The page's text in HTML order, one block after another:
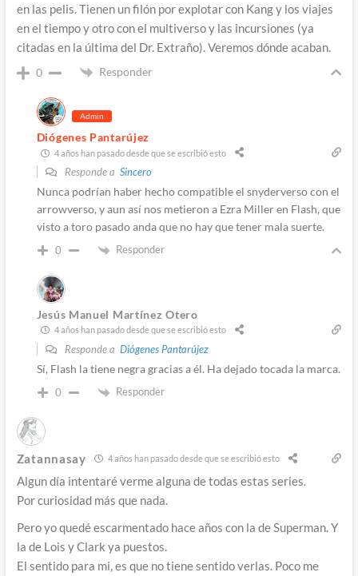
en las pelis. Tienen un filón por explotar con Kang y los viajes
en el tiempo y otro con el multiverso y las incursiones (ya
citadas en la última del Dr. Extraño). Veremos dónde acaban.
0 Responder
Admin
Diógenes Pantarújez
4 años han pasado desde que se escribió esto
Responde a Sincero
Nunca podrían haber hecho compatible el snyderverso con el
arrowverso, y aun así nos metieron a Ezra Miller en Flash, que
visto a toro pasado anda que no hay que tener mala suerte.
0 Responder
Jesús Manuel Martínez Otero
4 años han pasado desde que se escribió esto
Responde a Diógenes Pantarújez
Sí, Flash la tiene negra gracias a él. Ha dejado tocada la marca.
0 Responder
Zatannasay 4 años han pasado desde que se escribió esto
Algun día intentaré verme alguna de todas estas series.
Por curiosidad más que nada.
Pero yo quedé escarmentado hace años con la de Superman. Y
la de Lois y Clark ya puestos.
El sentido para mi, es que no tiene sentido verlas. Poco me